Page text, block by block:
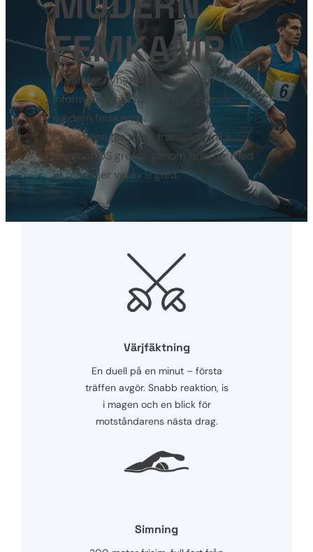
FEMKAMP
Vi samlar nyheter, tävlingar och
information om träning från svensk
modern femkamp.
En av Sveriges mest framgångsrika
sommar OS grenar genom tiderna, med
19 medaljer varav 9 guld.
Värjfäktning
En duell på en minut – första
träffen avgör. Snabb reaktion, is
i magen och en blick för
motståndarens nästa drag.
Simning